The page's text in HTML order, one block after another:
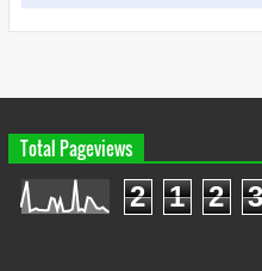
Total Pageviews
2 1 2